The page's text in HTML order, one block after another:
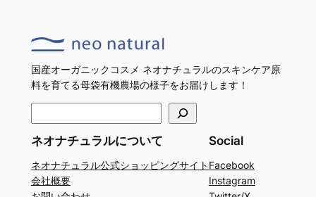
国産オーガニックコスメ ネオナチュラルのスキンケア原
料を育てる母袋有機農場の様子をお届けします！
ネオナチュラルについて
ネオナチュラル公式ショッピングサイト
会社概要
Social
Facebook
Instagram